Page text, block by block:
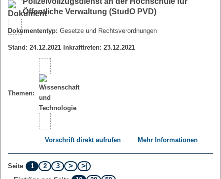
Öffentliche Verwaltung (StudO PVD)
Dokumententyp: Gesetze und Rechtsverordnungen
Stand: 24.12.2021 Inkrafttreten: 23.12.2021
Themen:
Vorschrift direkt aufrufen Mehr Informationen
Seite 1 2
3